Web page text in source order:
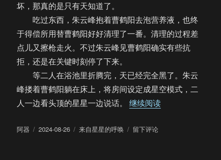
坏，那真的是只有天知道了。
吃过东西，朱云峰抱着曹鹤阳去泡营养液，也终
于得偿所用替曹鹤阳好好清理了一番。清理的过程差
点儿又擦枪走火。不过朱云峰见曹鹤阳确实有些抗
拒，还是在关键时刻停了下来。
等二人在浴池里折腾完，天已经完全黑了。朱云
峰搂着曹鹤阳躺在床上，将房间设定成星空模式，二
人一边看头顶的星星一边说话。继续阅读“【饼四/AU】来
作
阿器
发
2024-08-26
分
来自星星的呼唤
于
留下评论